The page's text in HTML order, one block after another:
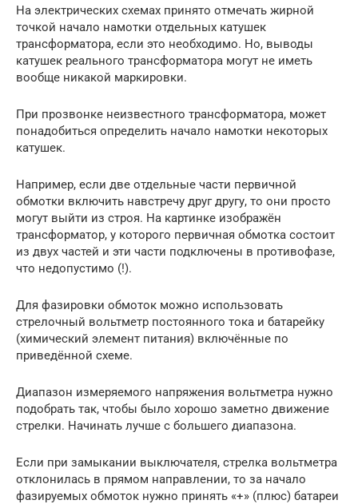
На электрических схемах принято отмечать жирной
точкой начало намотки отдельных катушек
трансформатора, если это необходимо. Но, выводы
катушек реального трансформатора могут не иметь
вообще никакой маркировки.
При прозвонке неизвестного трансформатора, может
понадобиться определить начало намотки некоторых
катушек.
Например, если две отдельные части первичной
обмотки включить навстречу друг другу, то они просто
могут выйти из строя. На картинке изображён
трансформатор, у которого первичная обмотка состоит
из двух частей и эти части подключены в противофазе,
что недопустимо (!).
Для фазировки обмоток можно использовать
стрелочный вольтметр постоянного тока и батарейку
(химический элемент питания) включённые по
приведённой схеме.
Диапазон измеряемого напряжения вольтметра нужно
подобрать так, чтобы было хорошо заметно движение
стрелки. Начинать лучше с большего диапазона.
Если при замыкании выключателя, стрелка вольтметра
отклонилась в прямом направлении, то за начало
фазируемых обмоток нужно принять «+» (плюс) батареи